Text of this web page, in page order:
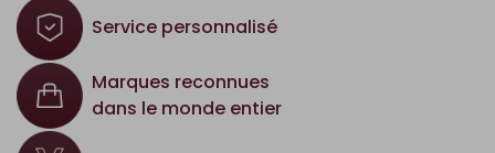
Service personnalisé
Marques reconnues
dans le monde entier